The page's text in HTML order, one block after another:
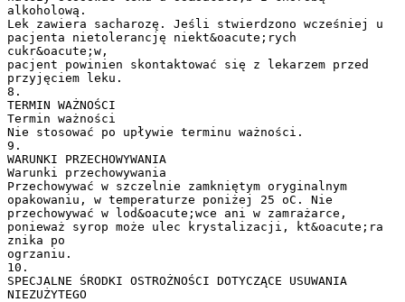
alkoholową.
Lek zawiera sacharozę. Jeśli stwierdzono wcześniej u
pacjenta nietolerancję niekt&oacute;rych
cukr&oacute;w,
pacjent powinien skontaktować się z lekarzem przed
przyjęciem leku.
8.
TERMIN WAŻNOŚCI
Termin ważności
Nie stosować po upływie terminu ważności.
9.
WARUNKI PRZECHOWYWANIA
Warunki przechowywania
Przechowywać w szczelnie zamkniętym oryginalnym
opakowaniu, w temperaturze poniżej 25 oC. Nie
przechowywać w lod&oacute;wce ani w zamrażarce,
ponieważ syrop może ulec krystalizacji, kt&oacute;ra
znika po
ogrzaniu.
10.
SPECJALNE ŚRODKI OSTROŻNOŚCI DOTYCZĄCE USUWANIA
NIEZUŻYTEGO